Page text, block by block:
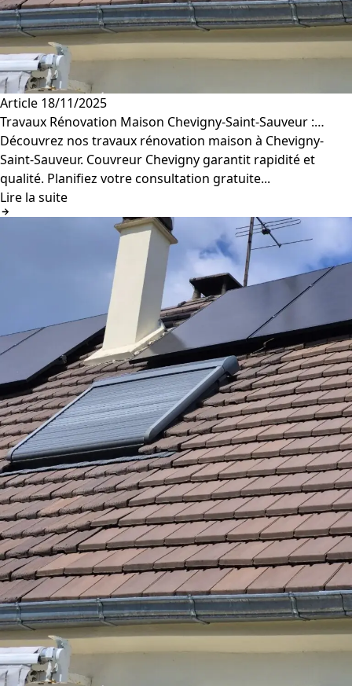
Article 18/11/2025
Travaux Rénovation Maison Chevigny-Saint-Sauveur :…
Découvrez nos travaux rénovation maison à Chevigny-
Saint-Sauveur. Couvreur Chevigny garantit rapidité et
qualité. Planifiez votre consultation gratuite...
Lire la suite